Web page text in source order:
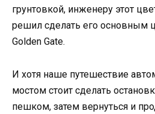
грунтовкой, инженеру этот
решил сделать его основным
Golden Gate.
И хотя наше путешествие
мостом стоит сделать
пешком, затем вернуться и